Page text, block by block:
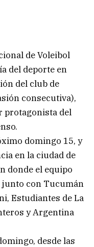
de Voleibol
del deporte en
del club de
consecutiva),
protagonista del
domingo 15, y
en la ciudad de
donde el equipo
con Tucumán
Estudiantes de La
y Argentina
desde las